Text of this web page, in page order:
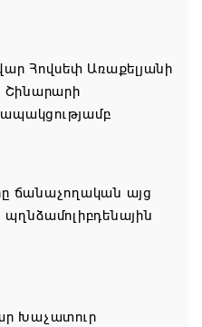
Հովսեփ Առաքելյանի
Շինարարի
ճանաչողական այց
Խաչատուր